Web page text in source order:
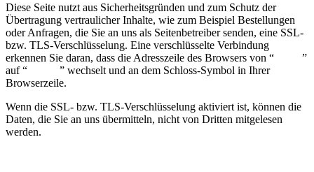
Diese Seite nutzt aus Sicherheitsgründen und zum Schutz der
Übertragung vertraulicher Inhalte, wie zum Beispiel Bestellungen
oder Anfragen, die Sie an uns als Seitenbetreiber senden, eine SSL-
bzw. TLS-Verschlüsselung. Eine verschlüsselte Verbindung
erkennen Sie daran, dass die Adresszeile des Browsers von “
”
auf “
” wechselt und an dem Schloss-Symbol in Ihrer
Browserzeile.
Wenn die SSL- bzw. TLS-Verschlüsselung aktiviert ist, können die
Daten, die Sie an uns übermitteln, nicht von Dritten mitgelesen
werden.